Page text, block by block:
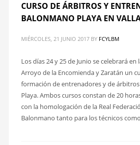
CURSO DE ÁRBITROS Y
BALONMANO PLAYA EN
MIÉRCOLES, 21 JUNIO 2017 BY FCYLBM
Los días 24 y 25 de Junio se celebrará en
Arroyo de la Encomienda y Zaratán un
formación de entrenadores y de
Playa. Ambos cursos constan de 20
con la homologación de la Real
Balonmano tanto para los técnicos